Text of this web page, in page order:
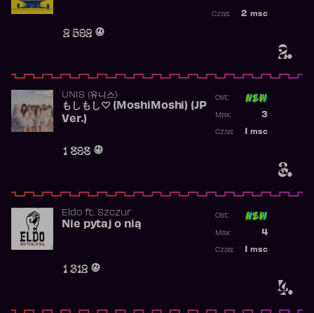
2.
2 592
2 msc
Czas:
3.
UNIS (유니스)
もしもし♡ (MoshiMoshi) (JP
Ver.)
1 898
Ost:
3
Max:
msc
Czas:
4.
Eldoft. Szczur
Nie pytaj o nią
1 312
Ost:
4
Max:
msc
Czas: